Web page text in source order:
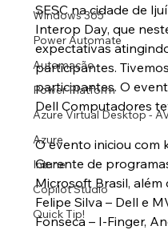
Windows 365
Power Automate
Automação
Power Platform
Azure Virtual Desktop -
Azure
Intune
Copilot Studio
Quick Tip!
SESC na cidade de
Interop Day, que
expectativas
participantes.
participantes. O
Dell Computadores
O evento iniciou com
Gerente de
Microsoft Brasil, além
Felipe Silva – Dell e
Fonseca – I-Finger,